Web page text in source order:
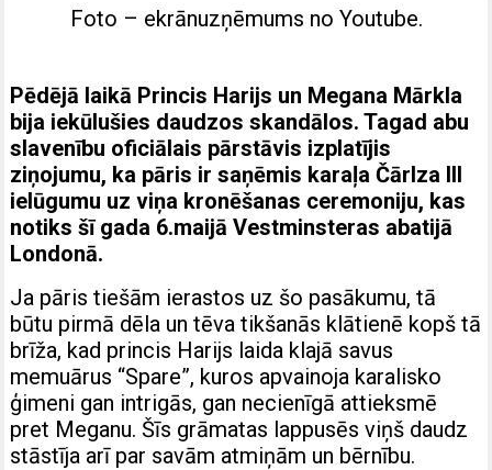
Foto – ekrānuzņēmums no Youtube.
Pēdējā laikā Princis Harijs un Megana Mārkla
bija iekūlušies daudzos skandālos. Tagad abu
slavenību oficiālais pārstāvis izplatījis
ziņojumu, ka pāris ir saņēmis karaļa Čārlza III
ielūgumu uz viņa kronēšanas ceremoniju, kas
notiks šī gada 6.maijā Vestminsteras abatijā
Londonā.
Ja pāris tiešām ierastos uz šo pasākumu, tā
būtu pirmā dēla un tēva tikšanās klātienē kopš tā
brīža, kad princis Harijs laida klajā savus
memuārus “Spare”, kuros apvainoja karalisko
ģimeni gan intrigās, gan necienīgā attieksmē
pret Meganu. Šīs grāmatas lappusēs viņš daudz
stāstīja arī par savām atmiņām un bērnību.